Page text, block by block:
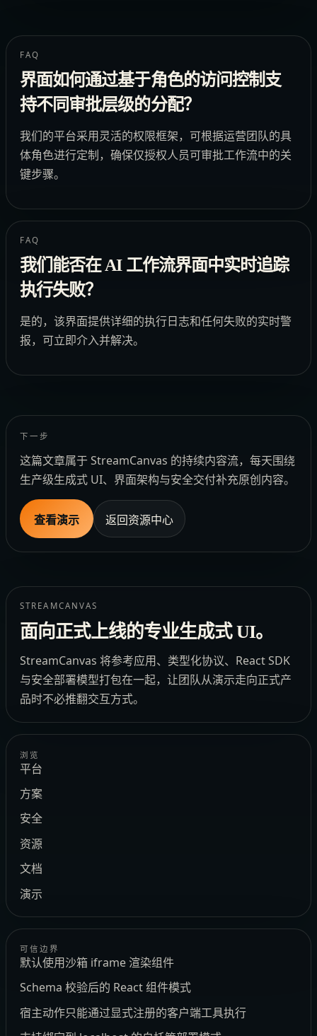
FAQ
界面如何通过基于角色的访问控制支
持不同审批层级的分配？
我们的平台采用灵活的权限框架，可根据运营团队的具
体角色进行定制，确保仅授权人员可审批工作流中的关
键步骤。
FAQ
我们能否在 AI 工作流界面中实时追踪
执行失败？
是的，该界面提供详细的执行日志和任何失败的实时警
报，可立即介入并解决。
下一步
这篇文章属于 StreamCanvas 的持续内容流，每天围绕
生产级生成式 UI、界面架构与安全交付补充原创内容。
查看演示 返回资源中心
STREAMCANVAS
面向正式上线的专业生成式 UI。
StreamCanvas 将参考应用、类型化协议、React SDK
与安全部署模型打包在一起，让团队从演示走向正式产
品时不必推翻交互方式。
浏览
平台
方案
安全
资源
文档
演示
可信边界
默认使用沙箱 iframe 渲染组件
Schema 校验后的 React 组件模式
宿主动作只能通过显式注册的客户端工具执行